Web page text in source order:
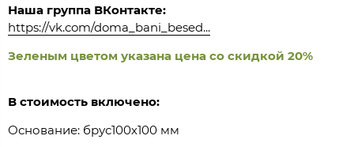
Наша группа ВКонтакте:
https://vk.com/doma_bani_besed...
Зеленым цветом указана цена со скидкой 20%
В стоимость включено:
Основание: брус100х100 мм